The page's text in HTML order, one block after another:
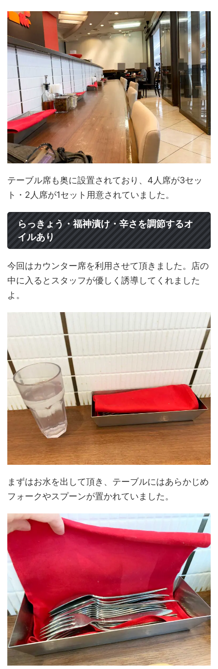
テーブル席も奥に設置されており、4人席が3セッ
ト・2人席が1セット用意されていました。
らっきょう・福神漬け・辛さを調節するオ
イルあり
今回はカウンター席を利用させて頂きました。店の
中に入るとスタッフが優しく誘導してくれました
よ。
まずはお水を出して頂き、テーブルにはあらかじめ
フォークやスプーンが置かれていました。